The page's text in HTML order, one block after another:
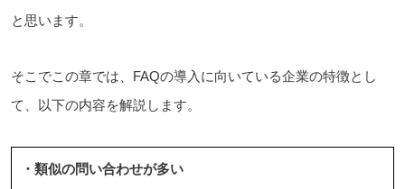
と思います。
そこでこの章では、FAQの導入に向いている企業の特徴とし
て、以下の内容を解説します。
・類似の問い合わせが多い